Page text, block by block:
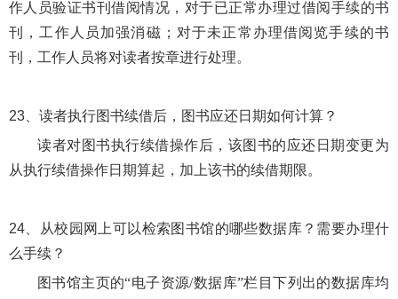
作人员验证书刊借阅情况，对于已正常办理过借阅手续的书
刊，工作人员加强消磁；对于未正常办理借阅览手续的书
刊，工作人员将对读者按章进行处理。
23、 读者执行图书续借后，图书应还日期如何计算？
读者对图书执行续借操作后，该图书的应还日期变更为
从执行续借操作日期算起，加上该书的续借期限。
24、
从校园网上可以检索图书馆的哪些数据库？需要办理什
么手续？
图书馆主页的“电子资源/数据库”栏目下列出的数据库均